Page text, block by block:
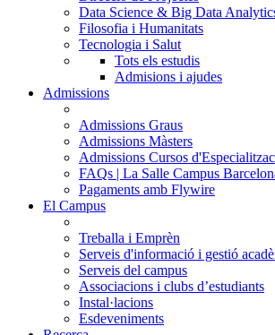
Data Science & Big Data
Filosofia i Humanitats
Tecnologia i Salut
Tots els estudis
Admisions i ajudes
Admissions
Admissions Graus
Admissions Màsters
Admissions Cursos
FAQs | La Salle Campus
Pagaments amb Flywire
El Campus
Treballa i Emprèn
Serveis d'informació i gestió
Serveis del campus
Associacions i clubs d’estudiants
Instal·lacions
Esdeveniments